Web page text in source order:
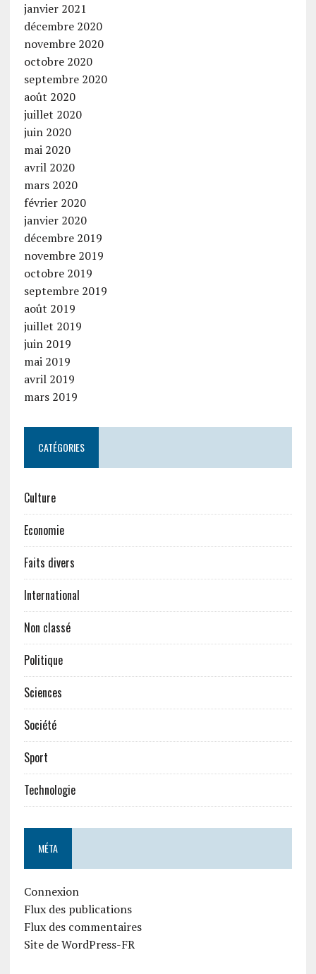
janvier 2021
décembre 2020
novembre 2020
octobre 2020
septembre 2020
août 2020
juillet 2020
juin 2020
mai 2020
avril 2020
mars 2020
février 2020
janvier 2020
décembre 2019
novembre 2019
octobre 2019
septembre 2019
août 2019
juillet 2019
juin 2019
mai 2019
avril 2019
mars 2019
CATÉGORIES
Culture
Economie
Faits divers
International
Non classé
Politique
Sciences
Société
Sport
Technologie
MÉTA
Connexion
Flux des publications
Flux des commentaires
Site de WordPress-FR